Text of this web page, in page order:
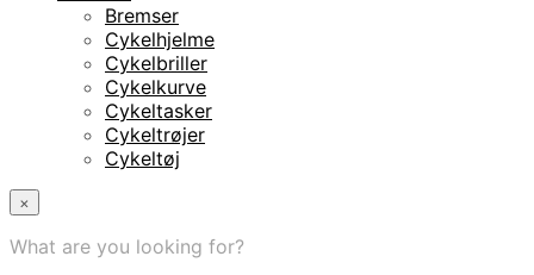
Bremser
Cykelhjelme
Cykelbriller
Cykelkurve
Cykeltasker
Cykeltrøjer
Cykeltøj
×
What are you looking for?